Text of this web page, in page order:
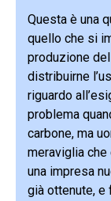
Questa è una
quello che si
produzione
distribuirne
riguardo
problema
carbone, ma
meraviglia
una impresa
già ottenute, e